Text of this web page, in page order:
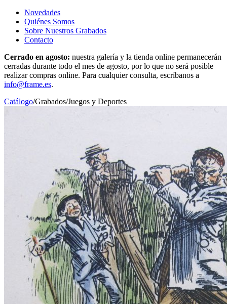
Novedades
Quiénes Somos
Sobre Nuestros Grabados
Contacto
Cerrado en agosto: nuestra galería y la tienda online permanecerán
cerradas durante todo el mes de agosto, por lo que no será posible
realizar compras online. Para cualquier consulta, escríbanos a
info@frame.es.
Catálogo/Grabados/Juegos y Deportes